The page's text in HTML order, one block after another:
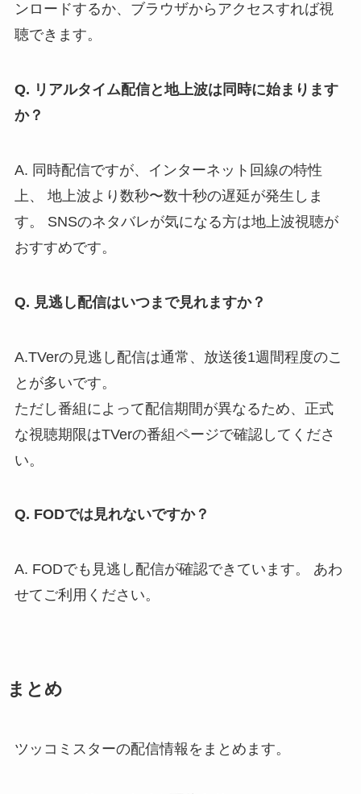
ンロードするか、ブラウザからアクセスすれば視
聴できます。
Q. リアルタイム配信と地上波は同時に始まります
か？
A. 同時配信ですが、インターネット回線の特性
上、 地上波より数秒〜数十秒の遅延が発生しま
す。 SNSのネタバレが気になる方は地上波視聴が
おすすめです。
Q. 見逃し配信はいつまで見れますか？
A.TVerの見逃し配信は通常、放送後1週間程度のこ
とが多いです。
ただし番組によって配信期間が異なるため、正式
な視聴期限はTVerの番組ページで確認してくださ
い。
Q. FODでは見れないですか？
A. FODでも見逃し配信が確認できています。 あわ
せてご利用ください。
まとめ
ツッコミスターの配信情報をまとめます。